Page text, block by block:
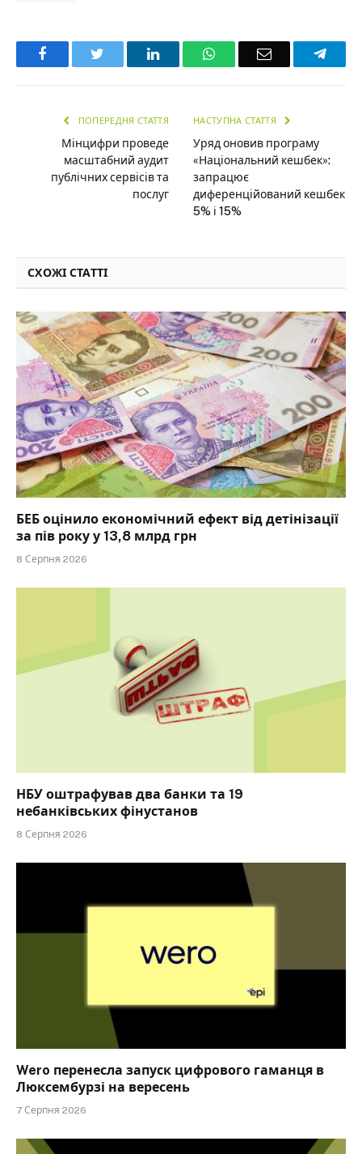
Facebook LinkedInWhatsAppEmail
ПОПЕРЕДНЯ СТАТТЯ
Мінцифри проведе
масштабний аудит
публічних сервісів та
послуг
НАСТУПНА СТАТТЯ
Уряд оновив програму
«Національний кешбек»:
запрацює
диференційований кешбек
5% і 15%
СХОЖІ СТАТТІ
БЕБ оцінило економічний ефект від детінізації
за пів року у 13,8 млрд грн
8 Серпня 2026
НБУ оштрафував два банки та 19
небанківських фінустанов
8 Серпня 2026
Wero перенесла запуск цифрового гаманця в
Люксембурзі на вересень
7 Серпня 2026